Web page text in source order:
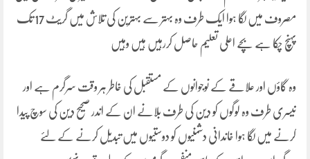
مصروف میں لگا ہوا ایک طرف وہ بہتر سے بہترین کی تلاش میں گریٹ 17 تک
پہنچ چکا ہے بچے اعلی تعلیم حاصل کررہیں ہیں وہیں
وہ گاؤں اور علاقے کے نوجوانوں کے مستقبل کی خاطر ہر وقت سرگرم ہے اور
تیسری طرف وہ لوگوں کو دین کی طرف بلانے ان کے اندر صحیح دین کی سوچ پیدا
کرنے میں لگا ہوا خاندانی دشمنیوں کو دوستیوں میں تبدیل کرنے کے لئے